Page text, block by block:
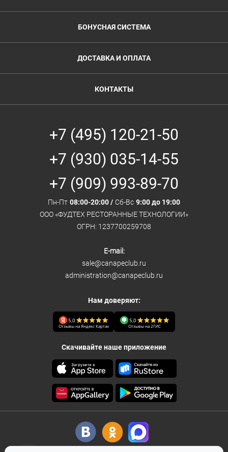
БОНУСНАЯ СИСТЕМА
ДОСТАВКА И ОПЛАТА
КОНТАКТЫ
+7 (495) 120-21-50
+7 (930) 035-14-55
+7 (909) 993-89-70
Пн-Пт 08:00-20:00 / Сб-Вс 9:00 до 19:00
ООО «ФУДТЕХ РЕСТОРАННЫЕ ТЕХНОЛОГИИ»
ОГРН: 1237700259708
E-mail:
sale@canapeclub.ru
administration@canapeclub.ru
Нам доверяют:
5,0
Отзывы на Яндекс Картах
5,0
Отзывы на 2ГИС
Скачивайте наше приложение